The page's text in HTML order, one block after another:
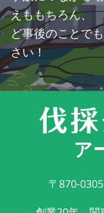
えももちろん、
ど事後のことで
さい！
ア
〒870-0305